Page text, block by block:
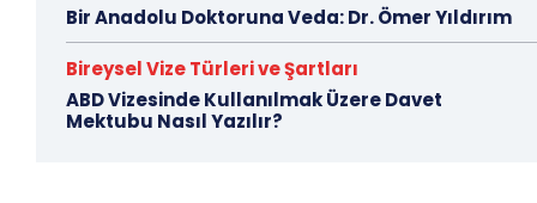
Bir Anadolu Doktoruna Veda: Dr. Ömer Yıldırım
Bireysel Vize Türleri ve Şartları
ABD Vizesinde Kullanılmak Üzere Davet
Mektubu Nasıl Yazılır?